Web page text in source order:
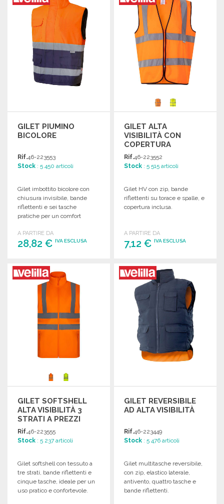
Richiedi un preventivo Richiedi un preventivo
GILET PIUMINO
BICOLORE
Rif.46-223553
Stock : 5 450 articoli
Gilet imbottito bicolore con
chiusura invisibile, bande
riflettenti e sei tasche
pratiche per un comfort
A PARTIRE DA
28,82 € IVA ESCLUSA
ORDINARE
Richiedi un preventivo
GILET ALTA
VISIBILITÀ CON
COPERTURA
INTEGRATA
Rif.46-223552
Stock : 5 515 articoli
Gilet HV con zip, bande
riflettenti su torace e spalle, e
copertura inclusa.
A PARTIRE DA
7,12 €IVA ESCLUSA
ORDINARE
Richiedi un preventivo
GILET SOFTSHELL
ALTA VISIBILITÀ 3
STRATI A PREZZI
ALL'INGROSSO
Rif.46-223555
Stock : 5 237 articoli
Gilet softshell con tessuto a
tre strati, bande riflettenti e
cinque tasche, ideale per un
uso pratico e confortevole.
GILET REVERSIBILE
AD ALTA VISIBILITÀ
Rif.46-223449
Stock : 5 476 articoli
Gilet multitasche reversibile,
con zip, elastico laterale,
antivento, quattro tasche e
bande riflettenti.